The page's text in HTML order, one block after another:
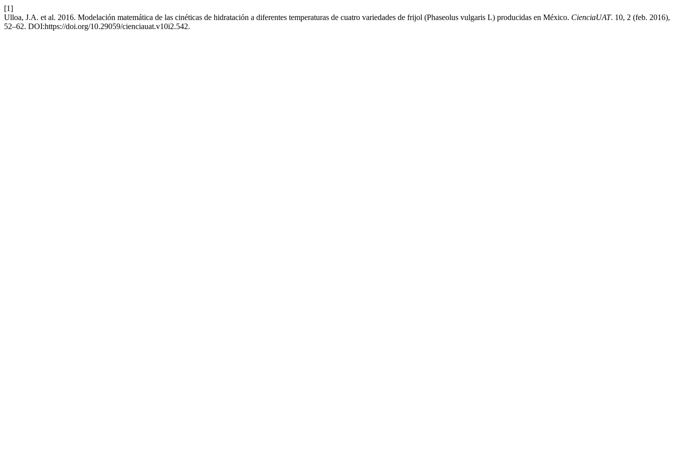
[1]
Ulloa, J.A. et al. 2016. Modelación matemática de las cinéticas de hidratación a diferentes temperaturas de cuatro variedades de frijol (Phaseolus vulgaris L) producidas en México. CienciaUAT. 10, 2 (feb. 2016),
52–62. DOI:https://doi.org/10.29059/cienciauat.v10i2.542.